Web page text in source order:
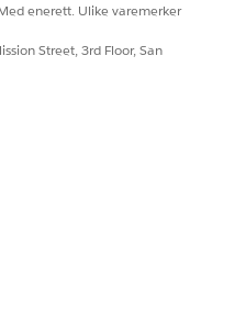
enerett. Ulike varemerker
Street, 3rd Floor, San